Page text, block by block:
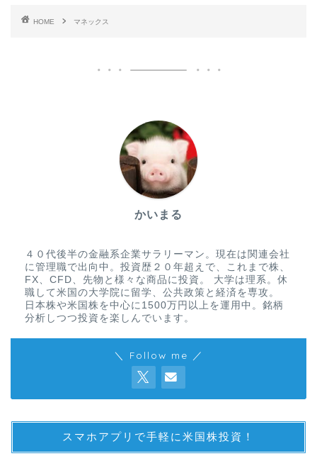
HOME マネックス
かいまる
４０代後半の金融系企業サラリーマン。現在は関連会社
に管理職で出向中。投資歴２０年超えで、これまで株、
FX、CFD、先物と様々な商品に投資。 大学は理系。休
職して米国の大学院に留学、公共政策と経済を専攻。
日本株や米国株を中心に1500万円以上を運用中。銘柄
分析しつつ投資を楽しんでいます。
＼ Follow me ／
スマホアプリで手軽に米国株投資！